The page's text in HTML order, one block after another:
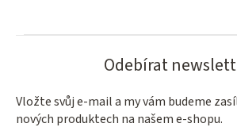
Odebírat
Vložte svůj e-mail a my vám budeme
nových produktech na našem e-shopu.